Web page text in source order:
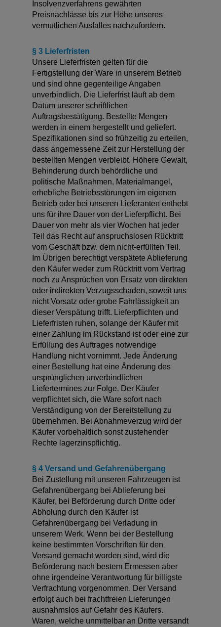
Insolvenzverfahrens gewährten
Preisnachlässe bis zur Höhe unseres
vermutlichen Ausfalles nachzufordern.
§ 3 Lieferfristen
Unsere Lieferfristen gelten für die
Fertigstellung der Ware in unserem Betrieb
und sind ohne gegenteilige Angaben
unverbindlich. Die Lieferfrist läuft ab dem
Datum unserer schriftlichen
Auftragsbestätigung. Bestellte Mengen
werden in einem hergestellt und geliefert.
Spezifikationen sind so frühzeitig zu erteilen,
dass angemessene Zeit zur Herstellung der
bestellten Mengen verbleibt. Höhere Gewalt,
Behinderung durch behördliche und
politische Maßnahmen, Materialmangel,
erhebliche Betriebsstörungen im eigenen
Betrieb oder bei unseren Lieferanten enthebt
uns für ihre Dauer von der Lieferpflicht. Bei
Dauer von mehr als vier Wochen hat jeder
Teil das Recht auf anspruchslosen Rücktritt
vom Geschäft bzw. dem nicht-erfüllten Teil.
Im Übrigen berechtigt verspätete Ablieferung
den Käufer weder zum Rücktritt vom Vertrag
noch zu Ansprüchen von Ersatz von direkten
oder indirekten Verzugsschaden, soweit uns
nicht Vorsatz oder grobe Fahrlässigkeit an
dieser Verspätung trifft. Lieferpflichten und
Lieferfristen ruhen, solange der Käufer mit
einer Zahlung im Rückstand ist oder eine zur
Erfüllung des Auftrages notwendige
Handlung nicht vornimmt. Jede Änderung
einer Bestellung hat eine Änderung des
ursprünglichen unverbindlichen
Liefertermines zur Folge. Der Käufer
verpflichtet sich, die Ware sofort nach
Verständigung von der Bereitstellung zu
übernehmen. Bei Abnahmeverzug wird der
Käufer vorbehaltlich sonst zustehender
Rechte lagerzinspflichtig.
§ 4 Versand und Gefahrenübergang
Bei Zustellung mit unseren Fahrzeugen ist
Gefahrenübergang bei Ablieferung bei
Käufer, bei Beförderung durch Dritte oder
Abholung durch den Käufer ist
Gefahrenübergang bei Verladung in
unserem Werk. Wenn bei der Bestellung
keine bestimmten Vorschriften für den
Versand gemacht worden sind, wird die
Beförderung nach bestem Ermessen aber
ohne irgendeine Verantwortung für billigste
Verfrachtung vorgenommen. Der Versand
erfolgt auch bei frachtfreien Lieferungen
ausnahmslos auf Gefahr des Käufers.
Waren, welche unmittelbar an Dritte versandt